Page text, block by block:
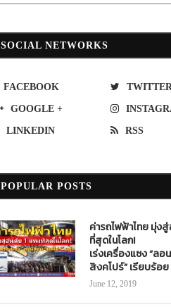
SOCIAL NETWORKS
FACEBOOK TWITTER
GOOGLE +
LINKEDIN RSS
POPULAR POSTS
ค่ารถไฟฟ้าไทย มุ่ง
ที่สุดในโลก!
เร่งเครื่องแซง “ล
สิงคโปร์” เรียบร้อย
June 12, 2019